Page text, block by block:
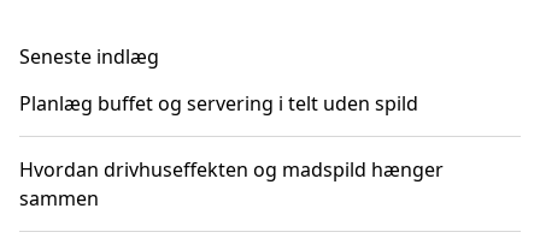
Seneste indlæg
Planlæg buffet og servering i telt uden spild
Hvordan drivhuseffekten og madspild hænger
sammen